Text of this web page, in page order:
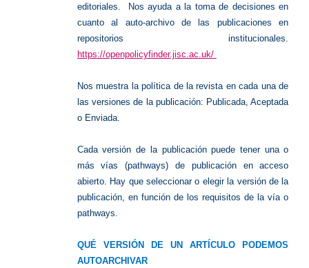
editoriales. Nos ayuda a la toma de decisiones en
cuanto al auto-archivo de las publicaciones en
repositorios institucionales.
https://openpolicyfinder.jisc.ac.uk/
Nos muestra la política de la revista en cada una de
las versiones de la publicación: Publicada, Aceptada
o Enviada.
Cada versión de la publicación puede tener una o
más vías (pathways) de publicación en acceso
abierto. Hay que seleccionar o elegir la versión de la
publicación, en función de los requisitos de la vía o
pathways.
QUÉ VERSIÓN DE UN ARTÍCULO PODEMOS
AUTOARCHIVAR